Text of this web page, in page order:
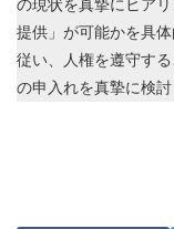
の現状を真摯にヒア
提供」が可能かを具
従い、人権を遵守す
の申入れを真摯に検